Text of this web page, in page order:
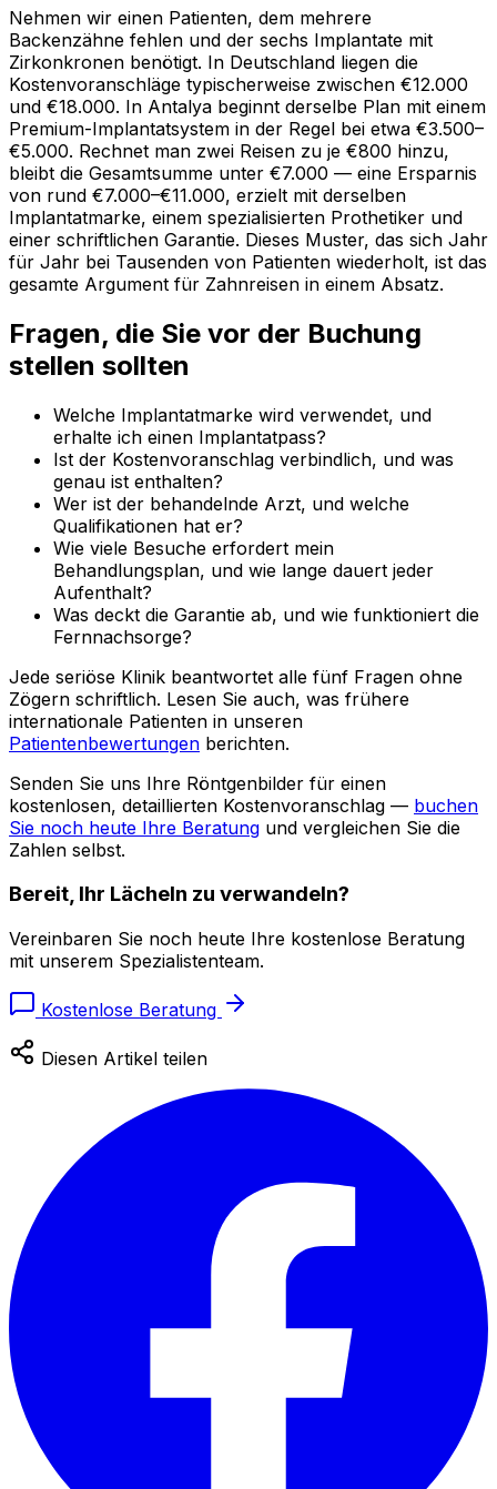
Nehmen wir einen Patienten, dem mehrere
Backenzähne fehlen und der sechs Implantate mit
Zirkonkronen benötigt. In Deutschland liegen die
Kostenvoranschläge typischerweise zwischen €12.000
und €18.000. In Antalya beginnt derselbe Plan mit einem
Premium-Implantatsystem in der Regel bei etwa €3.500–
€5.000. Rechnet man zwei Reisen zu je €800 hinzu,
bleibt die Gesamtsumme unter €7.000 — eine Ersparnis
von rund €7.000–€11.000, erzielt mit derselben
Implantatmarke, einem spezialisierten Prothetiker und
einer schriftlichen Garantie. Dieses Muster, das sich Jahr
für Jahr bei Tausenden von Patienten wiederholt, ist das
gesamte Argument für Zahnreisen in einem Absatz.
Fragen, die Sie vor der Buchung
stellen sollten
Welche Implantatmarke wird verwendet, und
erhalte ich einen Implantatpass?
Ist der Kostenvoranschlag verbindlich, und was
genau ist enthalten?
Wer ist der behandelnde Arzt, und welche
Qualifikationen hat er?
Wie viele Besuche erfordert mein
Behandlungsplan, und wie lange dauert jeder
Aufenthalt?
Was deckt die Garantie ab, und wie funktioniert die
Fernnachsorge?
Jede seriöse Klinik beantwortet alle fünf Fragen ohne
Zögern schriftlich. Lesen Sie auch, was frühere
internationale Patienten in unseren
Patientenbewertungen berichten.
Senden Sie uns Ihre Röntgenbilder für einen
kostenlosen, detaillierten Kostenvoranschlag — buchen
Sie noch heute Ihre Beratung und vergleichen Sie die
Zahlen selbst.
Bereit, Ihr Lächeln zu verwandeln?
Vereinbaren Sie noch heute Ihre kostenlose Beratung
mit unserem Spezialistenteam.
Kostenlose Beratung
Diesen Artikel teilen